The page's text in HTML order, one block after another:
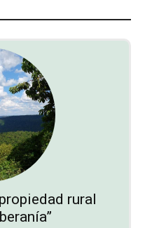
rural